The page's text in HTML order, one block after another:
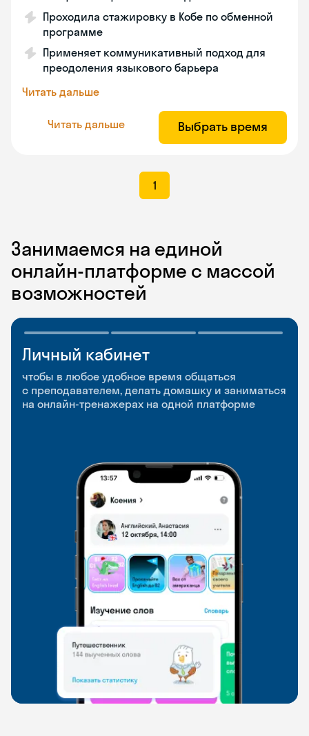
Проходила стажировку в Кобе по обменной
программе
Применяет коммуникативный подход для
преодоления языкового барьера
Читать дальше
Читать дальше Выбрать время
1
Занимаемся на единой
онлайн-платформе с массой
возможностей
Личный кабинет
чтобы в любое удобное время общаться
с преподавателем, делать домашку и заниматься
на онлайн-тренажерах на одной платформе
Мобильное
приложение
чтобы заниматься и изучать новые слова где
и когда удобно
Разговорные клубы
и Talks
Групповые занятия для разговорной практики
и индивидуальные встречи с преподавателями